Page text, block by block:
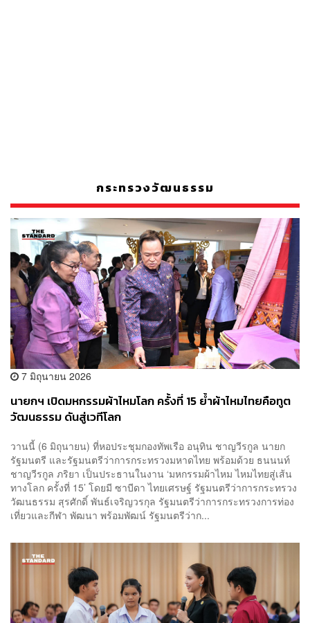
กระทรวงวัฒนธรรม
7 มิถุนายน 2026
นายกฯ เปิดมหกรรมผ้าไหมโลก ครั้งที่ 15 ย้ำผ้าไหมไทยคือทูต
วัฒนธรรม ดันสู่เวทีโลก
วานนี้ (6 มิถุนายน) ที่หอประชุมกองทัพเรือ อนุทิน ชาญวีรกูล นายก
รัฐมนตรี และรัฐมนตรีว่าการกระทรวงมหาดไทย พร้อมด้วย ธนนนท์
ชาญวีรกูล ภริยา เป็นประธานในงาน ‘มหกรรมผ้าไหม ไหมไทยสู่เส้น
ทางโลก ครั้งที่ 15’ โดยมี ซาบีดา ไทยเศรษฐ์ รัฐมนตรีว่าการกระทรวง
วัฒนธรรม สุรศักดิ์ พันธ์เจริญวรกุล รัฐมนตรีว่าการกระทรวงการท่อง
เที่ยวและกีฬา พัฒนา พร้อมพัฒน์ รัฐมนตรีว่าก...